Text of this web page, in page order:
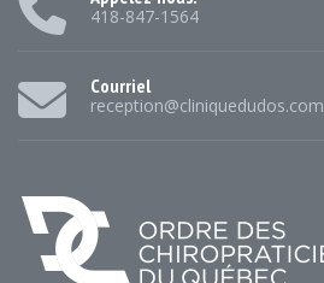
418-847-1564
Courriel
reception@cliniquedudos.com